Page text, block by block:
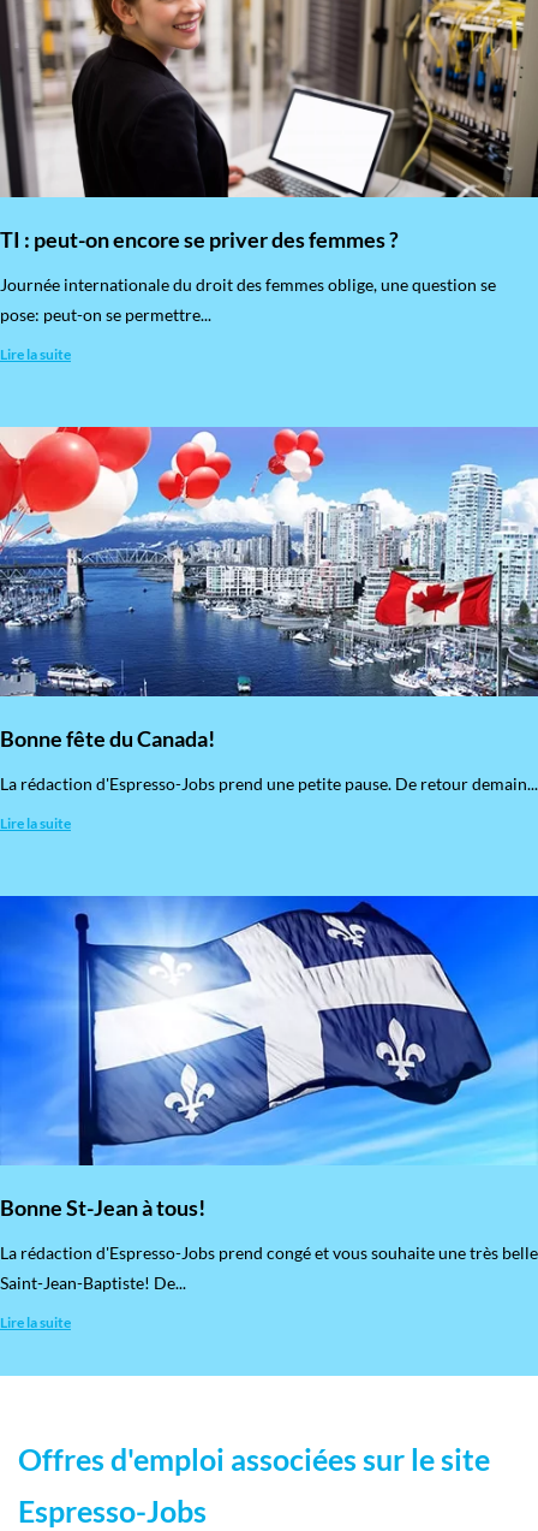
TI : peut-on encore se priver des femmes ?
​Journée internationale du droit des femmes oblige, une question se
pose: peut-on se permettre...
Lire la suite
Bonne fête du Canada!
La rédaction d'Espresso-Jobs prend une petite pause. De retour demain...
Lire la suite
Bonne St-Jean à tous!
La rédaction d'Espresso-Jobs prend congé et vous souhaite une très belle
Saint-Jean-Baptiste! De...
Lire la suite
Offres d'emploi associées sur le site
Espresso-Jobs